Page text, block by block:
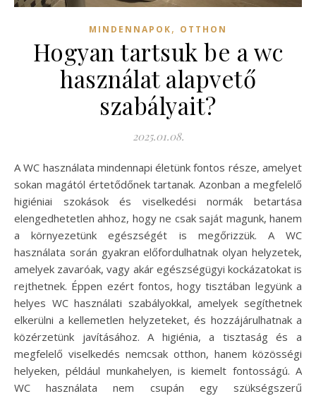
MINDENNAPOK, OTTHON
Hogyan tartsuk be a wc
használat alapvető
szabályait?
2025.01.08.
A WC használata mindennapi életünk fontos része, amelyet
sokan magától értetődőnek tartanak. Azonban a megfelelő
higiéniai szokások és viselkedési normák betartása
elengedhetetlen ahhoz, hogy ne csak saját magunk, hanem
a környezetünk egészségét is megőrizzük. A WC
használata során gyakran előfordulhatnak olyan helyzetek,
amelyek zavaróak, vagy akár egészségügyi kockázatokat is
rejthetnek. Éppen ezért fontos, hogy tisztában legyünk a
helyes WC használati szabályokkal, amelyek segíthetnek
elkerülni a kellemetlen helyzeteket, és hozzájárulhatnak a
közérzetünk javításához. A higiénia, a tisztaság és a
megfelelő viselkedés nemcsak otthon, hanem közösségi
helyeken, például munkahelyen, is kiemelt fontosságú. A
WC használata nem csupán egy szükségszerű